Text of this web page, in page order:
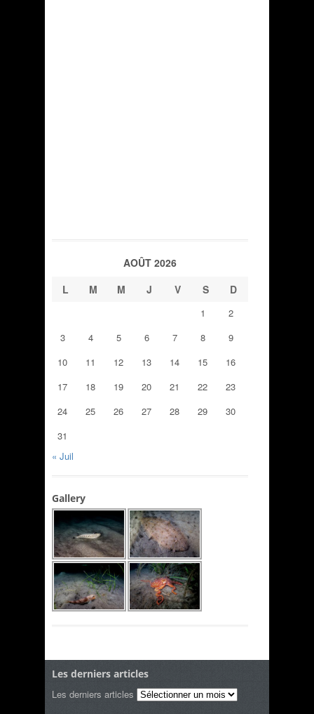
AOÛT 2026
L
M M J V S D
1
2
3
4 5 6 7 8
9
10
11 12 13 14 15
16
17
18 19 20 21 22
23
24
25 26 27 28 29
30
31
« Juil
Gallery
Les derniers articles
Les derniers articles